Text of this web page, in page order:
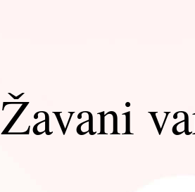
Žavani